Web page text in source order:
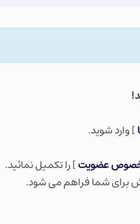
] وارد شويد.
عضویت] را تکمیل نمائید.
برای شما فراهم می شود.